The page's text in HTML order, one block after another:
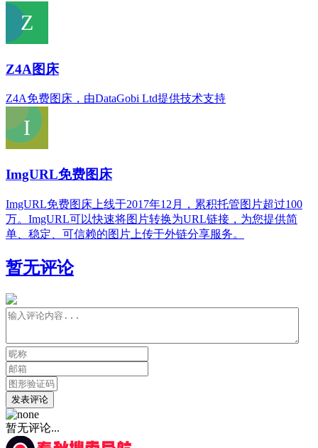
Z4A图床
Z4A免费图床，由DataGobi Ltd提供技术支持
ImgURL免费图床
ImgURL免费图床上线于2017年12月，累积托管图片超过100
万。ImgURL可以快速将图片转换为URL链接，为您提供简
单、稳定、可信赖的图片上传于外链分享服务。
暂无评论
发表评论
暂无评论...